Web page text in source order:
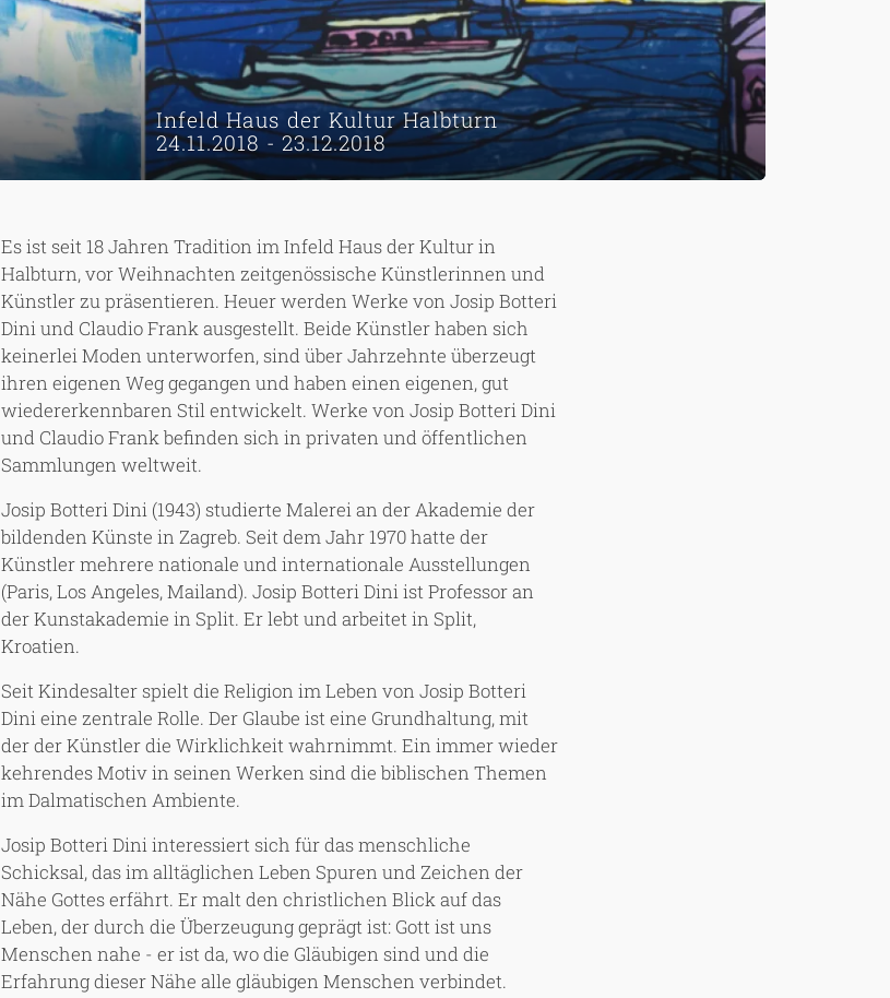
Infeld Haus der Kultur Halbturn
24.11.2018 -23.12.2018
Es ist seit 18 Jahren Tradition im Infeld Haus der Kultur in
Halbturn, vor Weihnachten zeitgenössische Künstlerinnen und
Künstler zu präsentieren. Heuer werden Werke von Josip Botteri
Dini und Claudio Frank ausgestellt. Beide Künstler haben sich
keinerlei Moden unterworfen, sind über Jahrzehnte überzeugt
ihren eigenen Weg gegangen und haben einen eigenen, gut
wiedererkennbaren Stil entwickelt. Werke von Josip Botteri Dini
und Claudio Frank befinden sich in privaten und öffentlichen
Sammlungen weltweit.
Josip Botteri Dini (1943) studierte Malerei an der Akademie der
bildenden Künste in Zagreb. Seit dem Jahr 1970 hatte der
Künstler mehrere nationale und internationale Ausstellungen
(Paris, Los Angeles, Mailand). Josip Botteri Dini ist Professor an
der Kunstakademie in Split. Er lebt und arbeitet in Split,
Kroatien.
Seit Kindesalter spielt die Religion im Leben von Josip Botteri
Dini eine zentrale Rolle. Der Glaube ist eine Grundhaltung, mit
der der Künstler die Wirklichkeit wahrnimmt. Ein immer wieder
kehrendes Motiv in seinen Werken sind die biblischen Themen
im Dalmatischen Ambiente.
Josip Botteri Dini interessiert sich für das menschliche
Schicksal, das im alltäglichen Leben Spuren und Zeichen der
Nähe Gottes erfährt. Er malt den christlichen Blick auf das
Leben, der durch die Überzeugung geprägt ist: Gott ist uns
Menschen nahe - er ist da, wo die Gläubigen sind und die
Erfahrung dieser Nähe alle gläubigen Menschen verbindet.